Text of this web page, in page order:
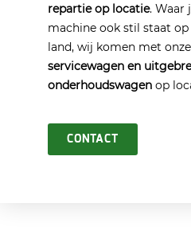
repartie op locatie. Waar
machine ook stil staat
land, wij komen met onze
servicewagen en
onderhoudswagen op
CONTACT